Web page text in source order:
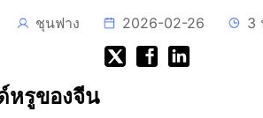
ชุนฟาง 2026-02-26 3
หรูของจีน